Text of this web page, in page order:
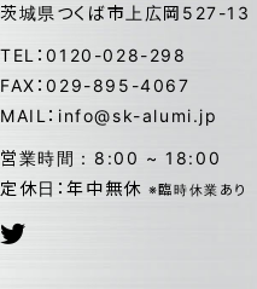
茨城県つくば市上広岡527-13
TEL：0120-028-298
FAX：029-895-4067
MAIL：info@sk-alumi.jp
営業時間：8:00 ~ 18:00
定休日：年中無休 ※臨時休業あり